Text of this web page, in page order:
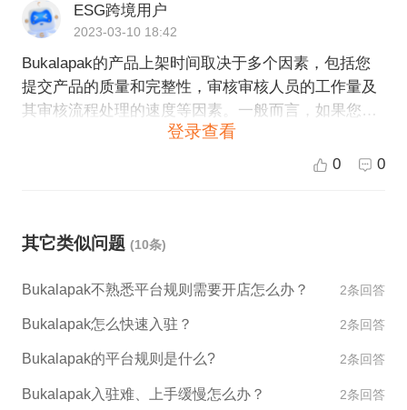
核一个产品需要的时间为1-3个工作日，但具体时间还
是要根据上述因素而定。如果您的产品经过审核后尚
未上架，您可以联系Bukalapak客服寻求帮助。
ESG跨境用户
2023-03-10 18:42
Bukalapak的产品上架时间取决于多个因素，包括您
提交产品的质量和完整性，审核审核人员的工作量及
其审核流程处理的速度等因素。一般而言，如果您提
交的产品信息完整且符合Bukalapak的规定，并且审
核过程顺利，那么通常产品上架需要1-2个工作日。但
时间没有上架，请联系Bukalapak客服了解情况或协
登录查看
0 0
其它类似问题 (10条)
Bukalapak不熟悉平台规则需要开店怎么办？ 2条回答
Bukalapak怎么快速入驻？ 2条回答
Bukalapak的平台规则是什么? 2条回答
Bukalapak入驻难、上手缓慢怎么办？ 2条回答